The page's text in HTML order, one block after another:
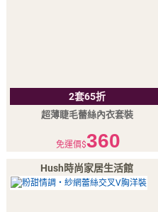
2套65折
超薄睫毛蕾絲內衣套裝
免運價$360
Hush時尚家居生活館